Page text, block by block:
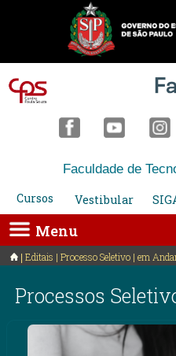
Faculdade de
Cursos
Vestibular
Menu
Editais | Processo Seletivo | em
Processos